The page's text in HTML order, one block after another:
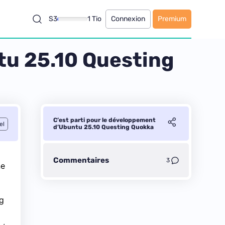
S3 1 Tio Connexion Premium
25.10 Questing
C’est parti pour le développement
d’Ubuntu 25.10 Questing Quokka
Commentaires 3